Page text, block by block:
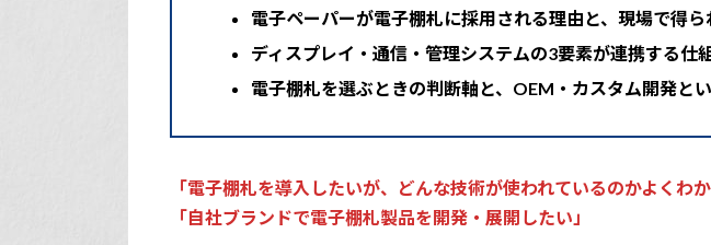
電子ペーパーが電子棚札に採用される理由と、現場で得ら
ディスプレイ・通信・管理システムの3要素が連携する仕
電子棚札を選ぶときの判断軸と、OEM・カスタム開発と
「電子棚札を導入したいが、どんな技術が使われているのかよくわか
「自社ブランドで電子棚札製品を開発・展開したい」